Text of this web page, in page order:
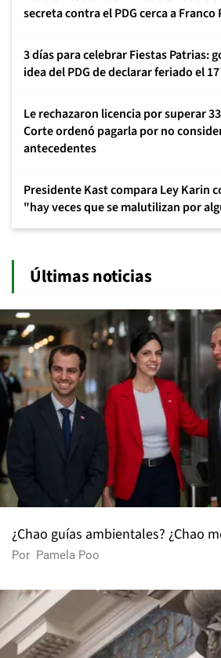
secreta contra el PDG cerca a Franco
3 días para celebrar Fiestas Patrias:
idea del PDG de declarar feriado el
Le rechazaron licencia por superar
Corte ordenó pagarla por no
antecedentes
Presidente Kast compara Ley Karin
"hay veces que se malutilizan por
Últimas noticias
¿Chao guías ambientales? ¿Chao
Por Pamela Poo